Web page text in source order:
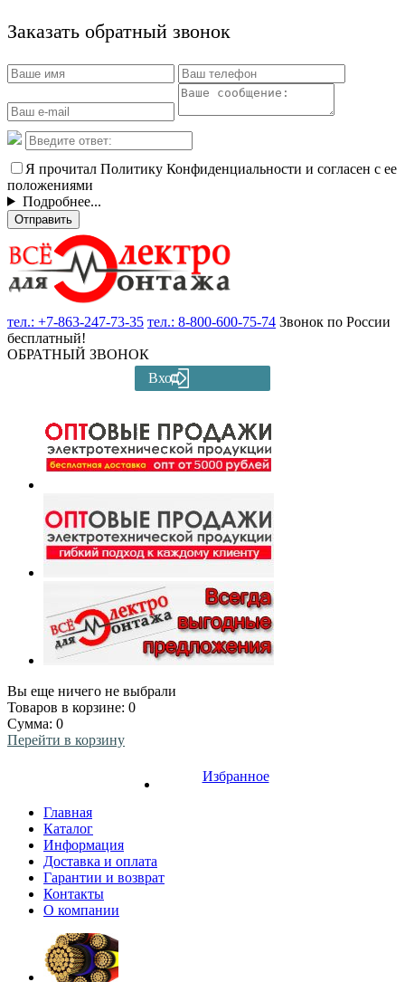
Заказать обратный звонок
Я прочитал Политику Конфиденциальности и согласен с ее
положениями
Подробнее...
Отправить
тел.: +7-863-247-73-35 тел.: 8-800-600-75-74 Звонок по России
бесплатный!
ОБРАТНЫЙ ЗВОНОК
Вход
Вы еще ничего не выбрали
Товаров в корзине: 0
Сумма: 0
Перейти в корзину
Избранное
Главная
Каталог
Информация
Доставка и оплата
Гарантии и возврат
Контакты
О компании